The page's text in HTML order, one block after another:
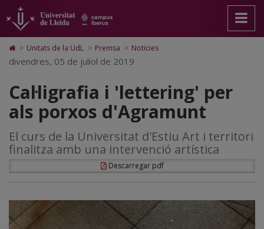
Cal·ligrafia
'lettering'
per
als
porxos
d'Agramunt
pàgina
principal.
Universitat
Lleida
contingut
principal
Mapa
Web.
Universitat
Cerca
Accessibilitat.
Universitat
Lleida
Icono
de
Home
ir
a
la
página
inicio
> Unitats de la UdL > Premsa > Noticies
divendres, 05 de juliol de 2019
Cal·ligrafia i 'lettering' per
als porxos d'Agramunt
El curs de la Universitat d'Estiu Art i territori
finalitza amb una intervenció artística
Descarregar pdf